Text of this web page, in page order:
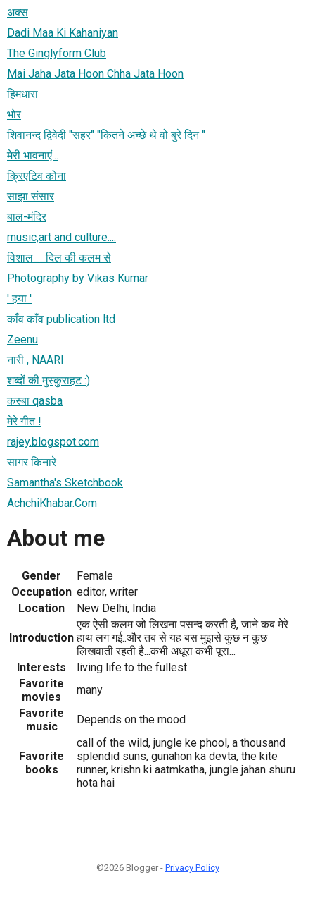
अक्स
Dadi Maa Ki Kahaniyan
The Ginglyform Club
Mai Jaha Jata Hoon Chha Jata Hoon
हिमधारा
भोर
शिवानन्द द्विवेदी "सहर" "कितने अच्छे थे वो बुरे दिन "
मेरी भावनाएं...
क्रिएटिव कोना
साझा संसार
बाल-मंदिर
music,art and culture....
विशाल__दिल की कलम से
Photography by Vikas Kumar
' हया '
काँव काँव publication ltd
Zeenu
नारी , NAARI
शब्दों की मुस्कुराहट :)
कस्‍बा qasba
मेरे गीत !
rajey.blogspot.com
सागर किनारे
Samantha's Sketchbook
AchchiKhabar.Com
About me
Gender
Female
Occupation editor, writer
Location
New Delhi, India
Introduction
एक ऐसी कलम जो लिखना पसन्द करती है, जाने कब मेरे
हाथ लग गई..और तब से यह बस मुझसे कुछ न कुछ
लिखवाती रहती है...कभी अधूरा कभी पूरा...
Interests
living life to the fullest
Favorite
movies
many
Favorite
music
Depends on the mood
Favorite
books
call of the wild, jungle ke phool, a thousand
splendid suns, gunahon ka devta, the kite
runner, krishn ki aatmkatha, jungle jahan shuru
hota hai
©2026 Blogger - Privacy Policy